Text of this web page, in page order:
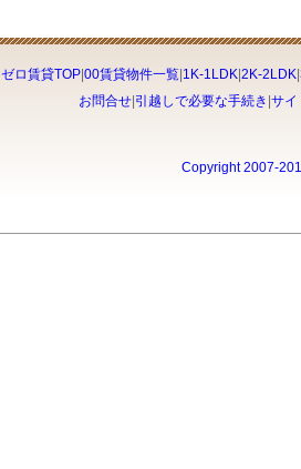
ゼロ賃貸TOP| 00賃貸物件一覧| 1K-1LDK| 2K-2LDK|
お問合せ 引越しで必要な手続き サイ
Copyright 2007-